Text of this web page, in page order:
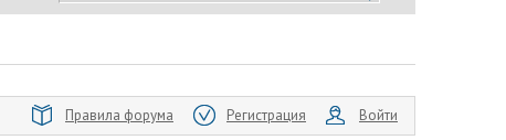
Правила форума Регистрация Войти